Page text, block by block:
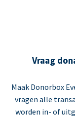
Vraag
Maak Donorbox
vragen alle
worden in- of